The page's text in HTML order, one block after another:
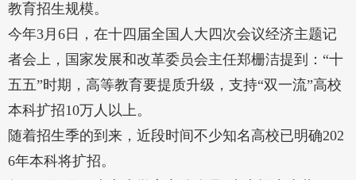
教育招生规模。
今年3月6日，在十四届全国人大四次会议经济主题记
者会上，国家发展和改革委员会主任郑栅洁提到：“十
五五”时期，高等教育要提质升级，支持“双一流”高校
本科扩招10万人以上。
随着招生季的到来，近段时间不少知名高校已明确202
6年本科将扩招。